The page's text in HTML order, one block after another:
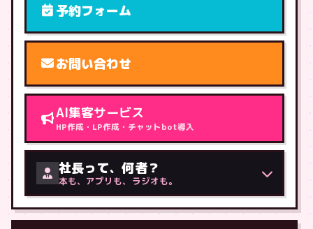
予約フォーム
お問い合わせ
AI集客サービス
HP作成・LP作成・チャットbot導入
社長って、何者？
本も、アプリも、ラジオも。